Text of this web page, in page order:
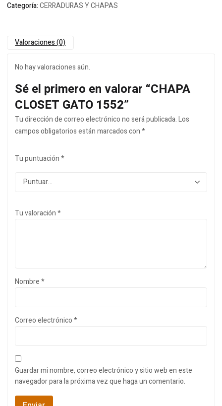
Categoría:CERRADURAS Y CHAPAS
Valoraciones (0)
No hay valoraciones aún.
Sé el primero en valorar “CHAPA
CLOSET GATO 1552”
Tu dirección de correo electrónico no será publicada.Los
campos obligatorios están marcados con*
Tu puntuación*
Tu valoración*
Nombre*
Correo electrónico*
Guardar mi nombre, correo electrónico y sitio web en este
navegador para la próxima vez que haga un comentario.